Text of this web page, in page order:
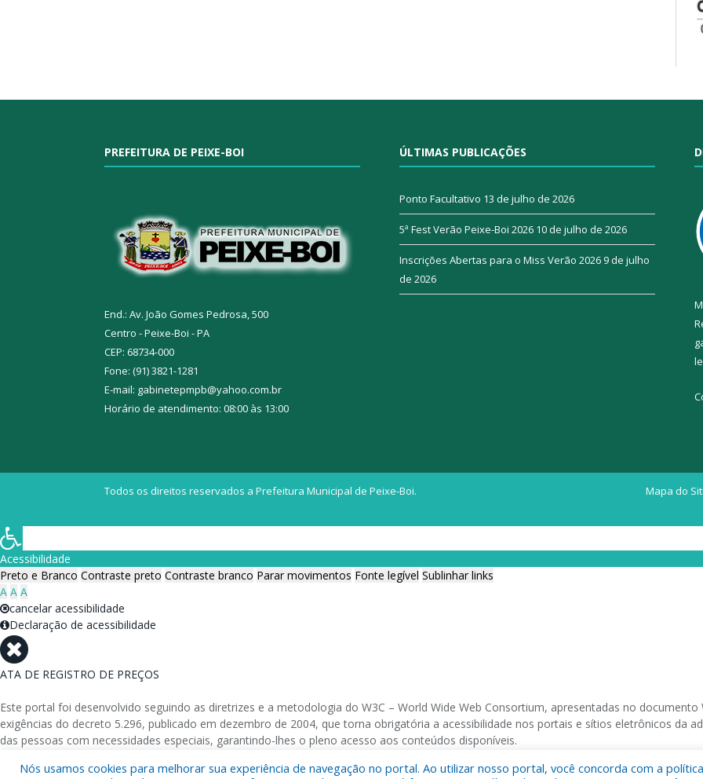
PREFEITURA DE PEIXE-BOI
End.: Av. João Gomes Pedrosa, 500
Centro - Peixe-Boi - PA
CEP: 68734-000
Fone: (91) 3821-1281
E-mail: gabinetepmpb@yahoo.com.br
Horário de atendimento: 08:00 às 13:00
ÚLTIMAS PUBLICAÇÕES
Ponto Facultativo 13 de julho de 2026
5ª Fest Verão Peixe-Boi 2026 10 de julho de 2026
Inscrições Abertas para o Miss Verão 20269 de julho
de 2026
Todos os direitos reservados a Prefeitura Municipal de Peixe-Boi. Mapa do
Nós usamos cookies para melhorar sua experiência de navegação no portal. Ao utilizar nosso portal, você concorda com a
Acessibilidade
Preto e Branco Contraste preto Contraste branco Parar movimentos Fonte legível Sublinhar links
A A A
cancelar acessibilidade
Declaração de acessibilidade
ATA DE REGISTRO DE PREÇOS
Este portal foi desenvolvido seguindo as diretrizes e a metodologia do W3C – World Wide Web Consortium, apresentadas no
exigências do decreto 5.296, publicado em dezembro de 2004, que torna obrigatória a acessibilidade nos portais e sítios eletrônicos da
das pessoas com necessidades especiais, garantindo-lhes o pleno acesso aos conteúdos disponíveis.
Além de validações automáticas, foram realizados testes em diversos navegadores e através do utilitário de acesso a Internet do